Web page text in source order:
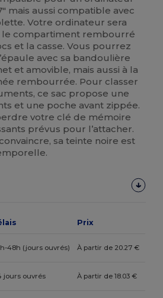
mais aussi compatible avec
Votre ordinateur sera
le compartiment rembourré
et la casse. Vous pourrez
avec sa bandoulière
et amovible, mais aussi à la
rembourrée. Pour classer
ce sac propose une
et une poche avant zippée.
votre clé de mémoire
prévus pour l’attacher.
sa teinte noire est
Prix
48h (jours ouvrés) À partir de 20.27 €
jours ouvrés À partir de 18.03 €